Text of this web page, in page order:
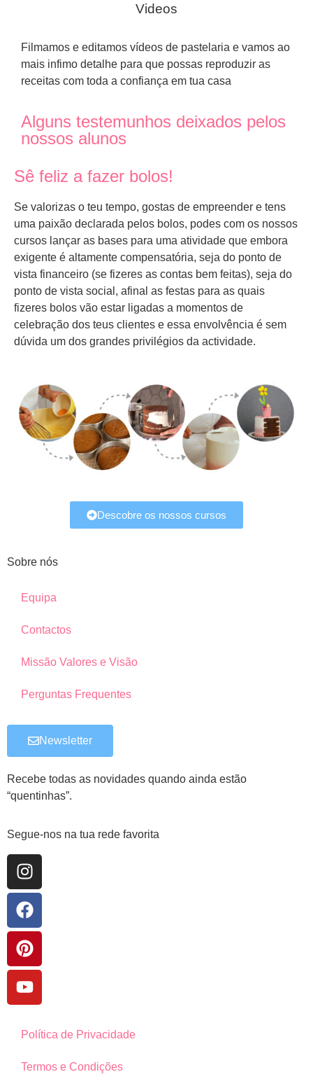
Videos
Filmamos e editamos vídeos de pastelaria e vamos ao
mais infimo detalhe para que possas reproduzir as
receitas com toda a confiança em tua casa
Alguns testemunhos deixados pelos
nossos alunos
Sê feliz a fazer bolos!
Se valorizas o teu tempo, gostas de empreender e tens
uma paixão declarada pelos bolos, podes com os nossos
cursos lançar as bases para uma atividade que embora
exigente é altamente compensatória, seja do ponto de
vista financeiro (se fizeres as contas bem feitas), seja do
ponto de vista social, afinal as festas para as quais
fizeres bolos vão estar ligadas a momentos de
celebração dos teus clientes e essa envolvência é sem
dúvida um dos grandes privilégios da actividade.
Descobre os nossos cursos
Sobre nós
Equipa
Contactos
Missão Valores e Visão
Perguntas Frequentes
Newsletter
Recebe todas as novidades quando ainda estão
“quentinhas”.
Segue-nos na tua rede favorita
Política de Privacidade
Termos e Condições